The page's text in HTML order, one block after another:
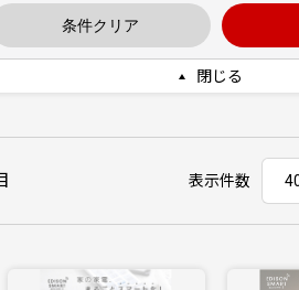
条件クリア
閉じる
表示件数